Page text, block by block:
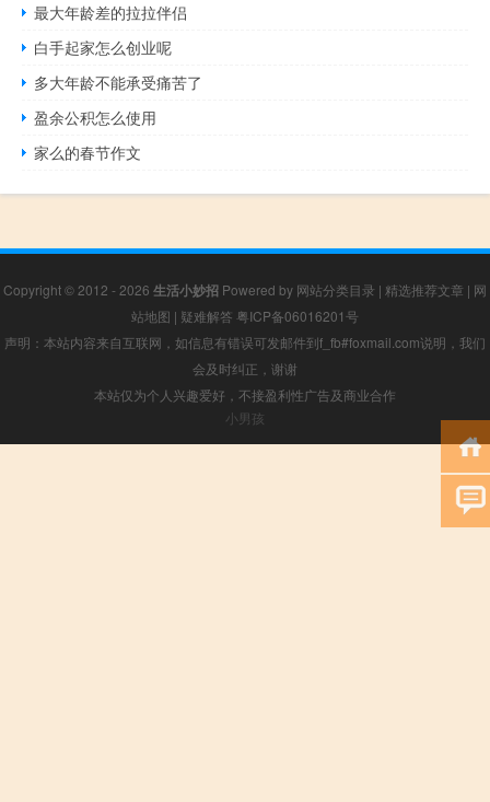
最大年龄差的拉拉伴侣
白手起家怎么创业呢
多大年龄不能承受痛苦了
盈余公积怎么使用
家么的春节作文
Copyright © 2012 - 2026 生活小妙招 Powered by 网站分类目录 | 精选推荐文章 | 网
站地图 | 疑难解答 粤ICP备06016201号
声明：本站内容来自互联网，如信息有错误可发邮件到f_fb#foxmail.com说明，我们
会及时纠正，谢谢
本站仅为个人兴趣爱好，不接盈利性广告及商业合作
小男孩